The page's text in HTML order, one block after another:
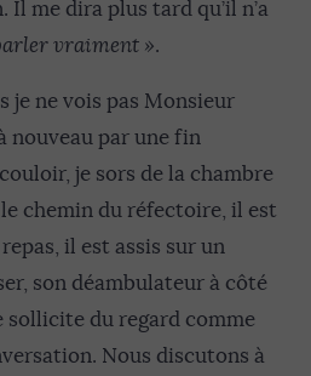
Il me dira plus tard qu’il n’a
vraiment ».
je ne vois pas Monsieur
nouveau par une fin
je sors de la chambre
le chemin du réfectoire, il est
il est assis sur un
son déambulateur à côté
sollicite du regard comme
Nous discutons à